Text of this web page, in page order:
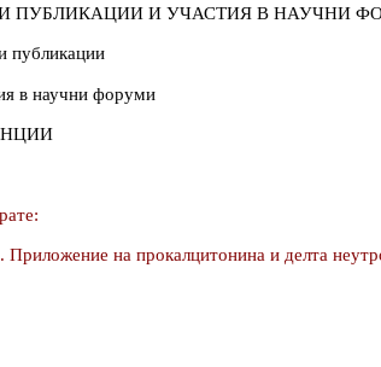
ПУБЛИКАЦИИ И УЧАСТИЯ В НАУЧНИ
публикации
в научни форуми
Приложение на прокалцитонина и делта